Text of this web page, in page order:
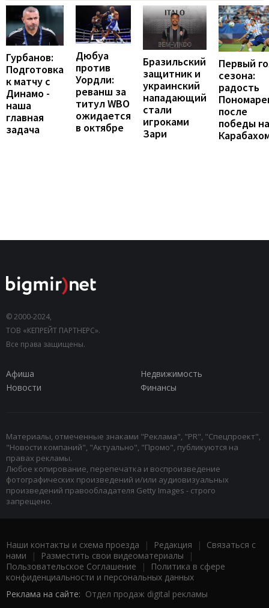
Гурбанов:
Подготовка
к матчу с
Динамо -
наша
главная
задача
Дюбуа
против
Уордли:
реванш за
титул WBO
ожидается
в октябре
Бразильский
защитник и
украинский
нападающий
стали
игроками
Зари
Первый
сезона:
радость
после
победы
© 2000-2024,
ТОВ «КЕПРЕЙТ ПАРТНЕРС».
Все права защищены.
Афиша
Недвижимость
Новости
Финансы
Материалы, отмеченные знаками "Реклама", "PR", "Спецпроект",
"Новости компаний", "Актуально", "Промо", публикуются на
правах рекламы.
Любое копирование, перепечатка и воспроизведение
фотографических произведений и/или аудиовизуальных
произведений правообладателя Getty Images - строго
запрещено.
Наши контакты и схема проезда | Редакция | Связаться с
нами | Разместить свои видеоматериалы |
Пользовательское Соглашение |
Политика в сфере
конфиденциальности и персональных данных
Реклама на сайте: Отдел продаж digital рекламы